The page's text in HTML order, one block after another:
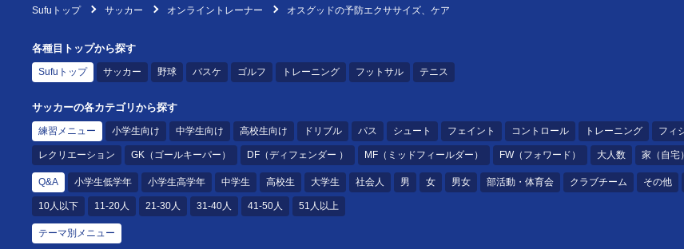
Sufuトップ サッカー オンライントレーナー オスグッドの予防エクササイズ、ケア
各種目トップから探す
Sufuトップ サッカー 野球 バスケ ゴルフ トレーニング フットサル テニス
サッカーの各カテゴリから探す
練習メニュー 小学生向け 中学生向け 高校生向け ドリブル パス シュート フェイント コントロール トレーニング フィ
レクリエーション GK（ゴールキーパー） DF（ディフェンダー ） MF（ミッドフィールダー） FW（フォワード） 大人数 家（自宅
Q&A 小学生低学年 小学生高学年 中学生 高校生 大学生 社会人 男 女 男女 部活動・体育会 クラブチーム その他
10人以下 11-20人 21-30人 31-40人 41-50人 51人以上
テーマ別メニュー